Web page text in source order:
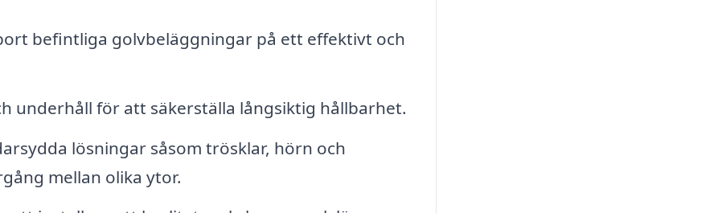
befintliga golvbeläggningar på ett effektivt och
underhåll för att säkerställa långsiktig hållbarhet.
lösningar såsom trösklar, hörn och
mellan olika ytor.